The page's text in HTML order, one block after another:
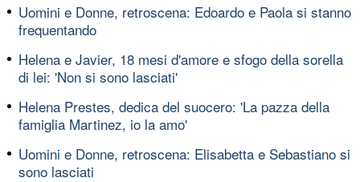
Uomini e Donne, retroscena: Edoardo e Paola si stanno
frequentando
Helena e Javier, 18 mesi d'amore e sfogo della sorella
di lei: 'Non si sono lasciati'
Helena Prestes, dedica del suocero: 'La pazza della
famiglia Martinez, io la amo'
Uomini e Donne, retroscena: Elisabetta e Sebastiano si
sono lasciati